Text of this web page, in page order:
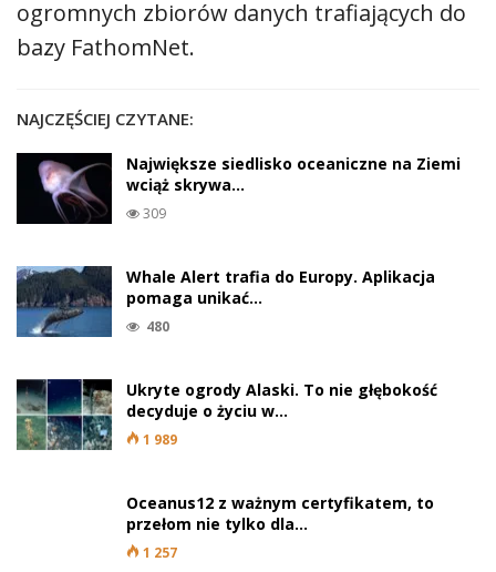
ogromnych zbiorów danych trafiających do
bazy FathomNet.
NAJCZĘŚCIEJ CZYTANE:
Największe siedlisko oceaniczne na Ziemi
wciąż skrywa…
309
Whale Alert trafia do Europy. Aplikacja
pomaga unikać…
480
Ukryte ogrody Alaski. To nie głębokość
decyduje o życiu w…
1 989
Oceanus12 z ważnym certyfikatem, to
przełom nie tylko dla…
1 257